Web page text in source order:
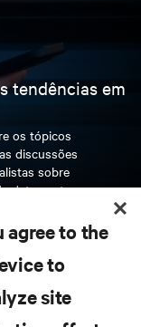
tendências em
os tópicos
discussões
sobre
data center.
agree to the
to
site